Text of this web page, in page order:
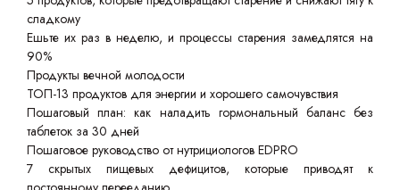
сладкому
Ешьте их раз в неделю, и процессы старения замедлятся на
90%
Продукты вечной молодости
ТОП-13 продуктов для энергии и хорошего самочувствия
Пошаговый план: как наладить гормональный баланс без
таблеток за 30 дней
Пошаговое руководство от нутрициологов EDPRO
7 скрытых пищевых дефицитов, которые приводят к